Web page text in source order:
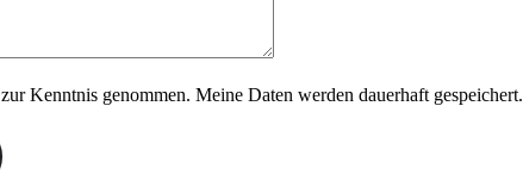
zur Kenntnis genommen. Meine Daten werden dauerhaft gespeichert.